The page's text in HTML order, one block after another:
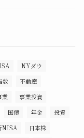
NYダウ
数
不動産
業
事業投資
国債 年金
投資
NISA
日本株